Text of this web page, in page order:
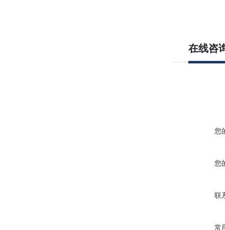
在线咨
您
您
联
常